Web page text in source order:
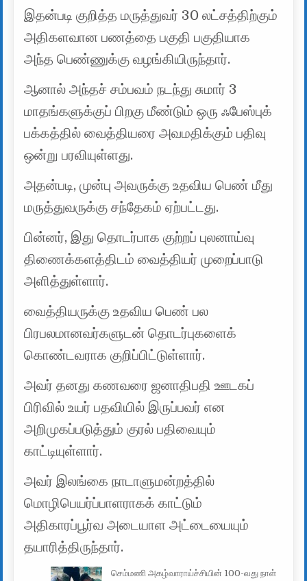
இதன்படி குறித்த மருத்துவர் 30 லட்சத்திற்கும்
அதிகளவான பணத்தை பகுதி பகுதியாக
அந்த பெண்ணுக்கு வழங்கியிருந்தார்.
ஆனால் அந்தச் சம்பவம் நடந்து சுமார் 3
மாதங்களுக்குப் பிறகு மீண்டும் ஒரு ஃபேஸ்புக்
பக்கத்தில் வைத்தியரை அவமதிக்கும் பதிவு
ஒன்று பரவியுள்ளது.
அதன்படி, முன்பு அவருக்கு உதவிய பெண் மீது
மருத்துவருக்கு சந்தேகம் ஏற்பட்டது.
பின்னர், இது தொடர்பாக குற்றப் புலனாய்வு
திணைக்களத்திடம் வைத்தியர் முறைப்பாடு
அளித்துள்ளார்.
வைத்தியருக்கு உதவிய பெண் பல
பிரபலமானவர்களுடன் தொடர்புகளைக்
கொண்டவராக குறிப்பிட்டுள்ளார்.
அவர் தனது கணவரை ஜனாதிபதி ஊடகப்
பிரிவில் உயர் பதவியில் இருப்பவர் என
அறிமுகப்படுத்தும் குரல் பதிவையும்
காட்டியுள்ளார்.
அவர் இலங்கை நாடாளுமன்றத்தில்
மொழிபெயர்ப்பாளராகக் காட்டும்
அதிகாரப்பூர்வ அடையாள அட்டையையும்
தயாரித்திருந்தார்.
செம்மணி அகழ்வாராய்ச்சியின் 100-வது நாள்